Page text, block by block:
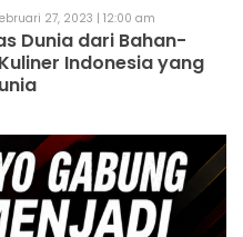
27, 2023 | 12:00 am
Dunia dari Bahan-
Indonesia yang